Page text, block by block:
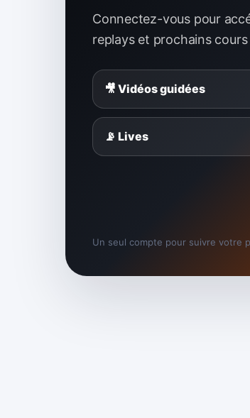
Connectez-vous pour
replays et prochains
🎥 Vidéos guidées
📡 Lives
Un seul compte pour suivre votre